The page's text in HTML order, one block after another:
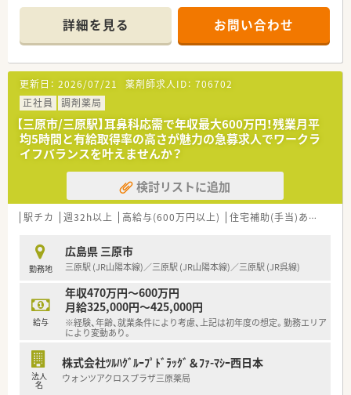
膚科など多岐にわたる科目の処方箋を応需しています。
■1日平均55枚の処方箋に対して薬剤師は常勤4名とパート1名
が在籍しており、事務も6名いるため手厚い人員体制です。
【募集背景と求める人物像について】
■地域の患者様により良い医療サービスを提供するため、将来を
見据えた体制強化を目的として薬剤師の増員募集を行います。
■変化を恐れずに新しいことへ前向きに挑戦できる方や、自身の
スキルアップに対して意欲的な方を歓迎している職場です。
■未経験の方でも30代までなら応募が可能であり、経験者であ
れば40代半ばまで幅広く相談に乗っていただける環境です。
【法人特徴について】
■全国に460店舗以上を展開している大手調剤薬局グループで
ありながら、地域密着の姿勢を大切にしている企業です。
め、長期的な視点で安心してキャリアを築くことが可能です。
■地域ごとの特性やニーズを細かく把握するためにエリアごと
に運営会社を分けており、地域医療への貢献を追求しています。
【求人情報について】
■年収は経験やスキルに応じて400万円から550万円の提示が可
能で、手厚い各種手当を含めた安定した給与体系です。
張りがしっかりと収入として還元される仕組みがあります。
■広域勤務が可能な場合には借上社宅制度が利用でき、自己負担
なしで住居を確保できるなど福利厚生が大変充実しています。
詳細を見る お問い合わせ
更新日： 2026/07/21 薬剤師求人ID： 706702
正社員
調剤薬局
【三原市/三原駅】耳鼻科応需で年収最大600万円！残業月平
均5時間と有給取得率の高さが魅力の急募求人でワークラ
イフバランスを叶えませんか？
検討リストに追加
駅チカ 週32h以上 高給与(600万円以上) 住宅補助(手当)あり
勤務地
広島県 三原市
三原駅 (JR山陽本線)／三原駅 (JR山陽本線)／三原駅 (JR呉線)
給与
年収470万円～600万円
月給325,000円～425,000円
※経験、年齢、就業条件により考慮、上記は初年度の想定。勤務エリア
により変動あり。
法人
名
株式会社ﾂﾙﾊｸﾞﾙｰﾌﾟﾄﾞﾗｯｸﾞ＆ﾌｧ-ﾏｼｰ西日本
ウォンツアクロスプラザ三原薬局